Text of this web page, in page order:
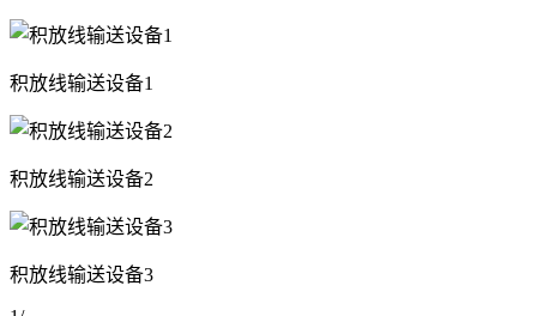
积放线输送设备1
积放线输送设备2
积放线输送设备3